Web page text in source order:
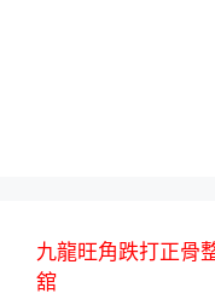
九龍旺角跌打正骨
舘